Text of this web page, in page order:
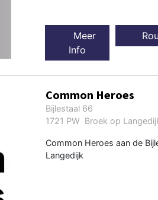
Meer
Info
Common Heroes
Bijlestaal 66
1721 PW Broek op
Common Heroes aan de
Langedijk